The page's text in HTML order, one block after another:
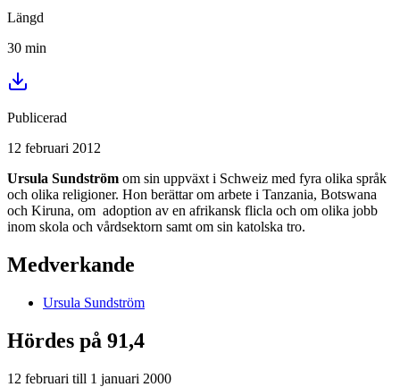
Längd
30 min
Publicerad
12 februari 2012
Ursula Sundström om sin uppväxt i Schweiz med fyra olika språk
och olika religioner. Hon berättar om arbete i Tanzania, Botswana
och Kiruna, om adoption av en afrikansk flicla och om olika jobb
inom skola och vårdsektorn samt om sin katolska tro.
Medverkande
Ursula Sundström
Hördes på 91,4
12 februari till 1 januari 2000